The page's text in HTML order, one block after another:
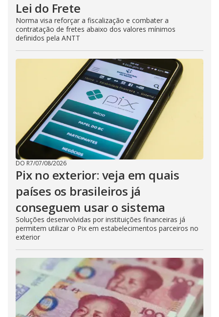
Lei do Frete
Norma visa reforçar a fiscalização e combater a
contratação de fretes abaixo dos valores mínimos
definidos pela ANTT
DO R7/07/08/2026
Pix no exterior: veja em quais
países os brasileiros já
conseguem usar o sistema
Soluções desenvolvidas por instituições financeiras já
permitem utilizar o Pix em estabelecimentos parceiros no
exterior